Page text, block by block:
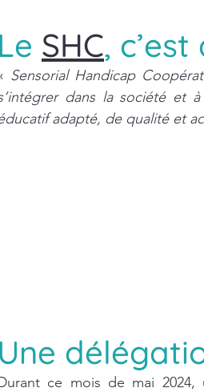
Le SHC, c’est
Sensorial Handicap
dans la société et
adapté, de qualité et
Une
ce mois de mai 2024,